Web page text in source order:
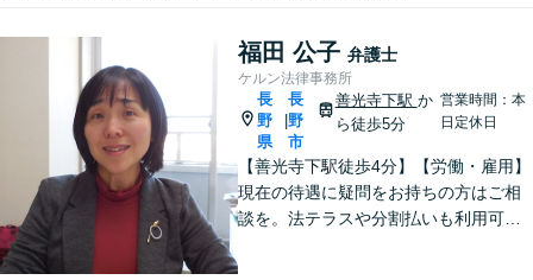
福田 公子 弁護士
ケルン法律事務所
長
野
県
|
長
野
市
善光寺下駅 か
ら徒歩5分
営業時間：本
日定休日
【善光寺下駅徒歩4分】【労働・雇用】
現在の待遇に疑問をお持ちの方はご相
談を。法テラスや分割払いも利用可